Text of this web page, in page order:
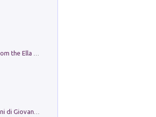
Fortunate Objects. Selections from the Ella Fontanals-Cisneros Collection. Objetos Afortunados. Selección de la Colección Ella Fontanals-Cisneros